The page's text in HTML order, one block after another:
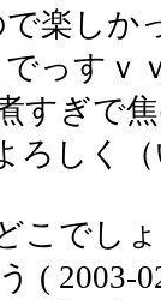
楽しか
っすｖ
ぎで焦
ろしく
でしょ
( 2003-